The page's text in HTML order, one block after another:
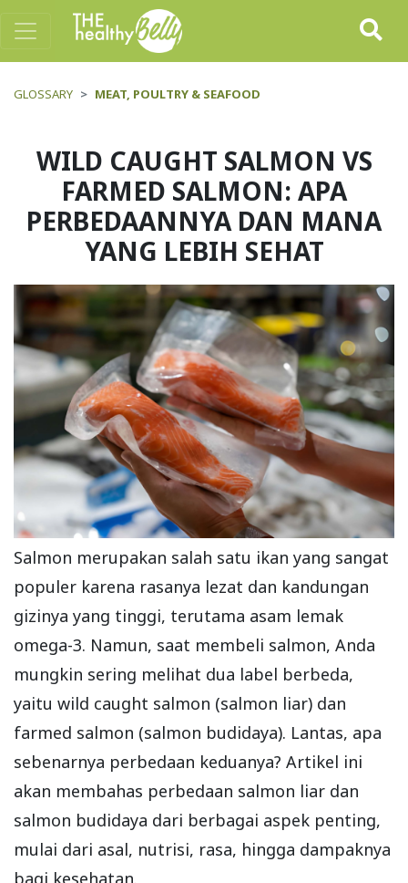
GLOSSARY MEAT, POULTRY & SEAFOOD
WILD CAUGHT SALMON VS
FARMED SALMON: APA
PERBEDAANNYA DAN MANA
YANG LEBIH SEHAT
Salmon merupakan salah satu ikan yang sangat
populer karena rasanya lezat dan kandungan
gizinya yang tinggi, terutama asam lemak
omega-3. Namun, saat membeli salmon, Anda
mungkin sering melihat dua label berbeda,
yaitu wild caught salmon (salmon liar) dan
farmed salmon (salmon budidaya). Lantas, apa
sebenarnya perbedaan keduanya? Artikel ini
akan membahas perbedaan salmon liar dan
salmon budidaya dari berbagai aspek penting,
mulai dari asal, nutrisi, rasa, hingga dampaknya